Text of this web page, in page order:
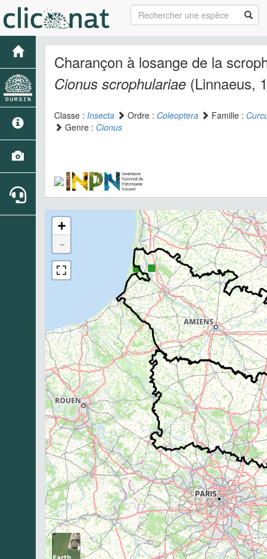
Charançon à losange de la
Cionus scrophulariae (Linnaeus,
Classe : Insecta Ordre : Coleoptera Famille :
Genre : Cionus
+
-